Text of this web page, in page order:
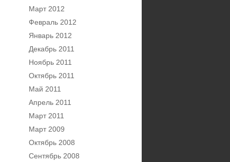
Март 2012
Февраль 2012
Январь 2012
Декабрь 2011
Ноябрь 2011
Октябрь 2011
Май 2011
Апрель 2011
Март 2011
Март 2009
Октябрь 2008
Сентябрь 2008